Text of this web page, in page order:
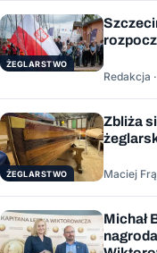
ŻEGLARSTWO
Redakcja ·
ŻEGLARSTWO
Zbliża
Maciej
Michał